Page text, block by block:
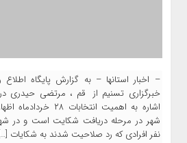
– اخبار استانها – به گزارش پایگاه
خبرگزاری تسنیم از قم ، مرتضی حیدری در
اشاره به اهمیت
شهر در مرحله دریافت شکایت است و در
نفر افرادی که رد صلاحیت شدند به شکایات […]